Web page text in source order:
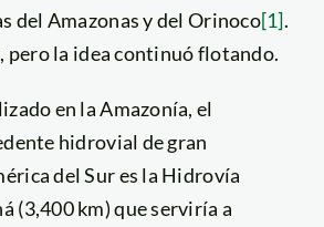
del Amazonas y del Orinoco[1].
pero la idea continuó flotando.
en la Amazonía, el
hidrovial de gran
del Sur es la Hidrovía
(3,400 km) que serviría a